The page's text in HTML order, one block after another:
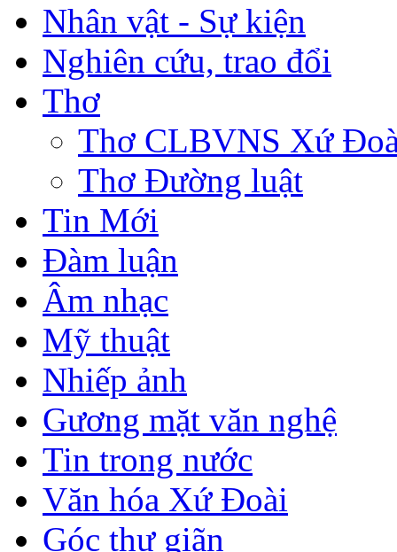
Nhân vật - Sự kiện
Nghiên cứu, trao đổi
Thơ
Thơ CLBVNS Xứ
Thơ Đường luật
Tin Mới
Đàm luận
Âm nhạc
Mỹ thuật
Nhiếp ảnh
Gương mặt văn nghệ
Tin trong nước
Văn hóa Xứ Đoài
Góc thư giãn